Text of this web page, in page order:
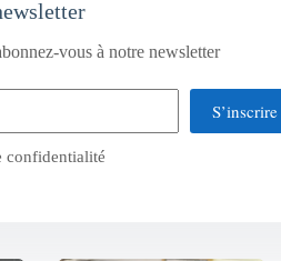
vous à notre newsletter
S’inscrire
confidentialité